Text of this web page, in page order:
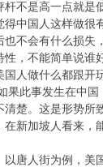
不是高一点就是
中国人这样做
不会有什么损失
，不能简单说
国人做什么都跟
果此事发生在中
楚。这是形势
新加坡人看来
唐人街为例，